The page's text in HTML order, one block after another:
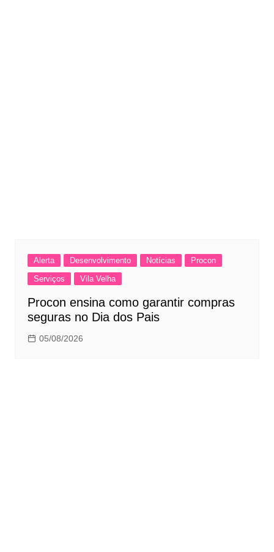
Alerta Desenvolvimento Notícias
Procon
Serviços
Vila Velha
Procon ensina como garantir compras
seguras no Dia dos Pais
05/08/2026